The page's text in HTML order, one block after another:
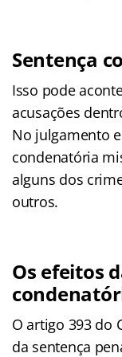
Sentença
Isso pode
acusações
No julgamento
condenatória
alguns dos
outros.
Os efeitos
O artigo 393 do
da sentença